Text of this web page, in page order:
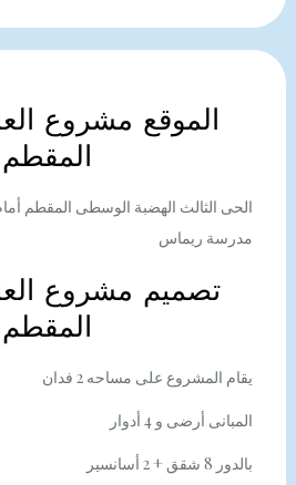
الموقع مشروع
المقطم
الحى الثالث الهضبة الوسطى المقطم
مدرسة ريماس
تصميم مشروع
المقطم
يقام المشروع على مساحه 2 فدان
المبانى أرضى و 4 أدوار
بالدور 8 شقق + 2 أسانسير